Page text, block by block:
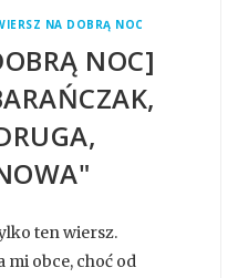
NA DOBRĄ NOC
NOC]
ten wiersz.
mi obce, choć od